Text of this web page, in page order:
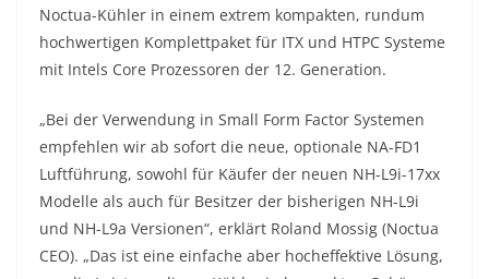
Noctua-Kühler in einem extrem kompakten, rundum
hochwertigen Komplettpaket für ITX und HTPC Systeme
mit Intels Core Prozessoren der 12. Generation.
„Bei der Verwendung in Small Form Factor Systemen
empfehlen wir ab sofort die neue, optionale NA-FD1
Luftführung, sowohl für Käufer der neuen NH-L9i-17xx
Modelle als auch für Besitzer der bisherigen NH-L9i
und NH-L9a Versionen“, erklärt Roland Mossig (Noctua
CEO). „Das ist eine einfache aber hocheffektive Lösung,